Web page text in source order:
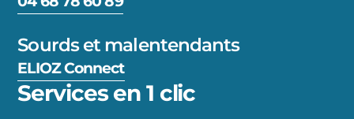
Sourds et malentendants
ELIOZ Connect
Services en 1 clic